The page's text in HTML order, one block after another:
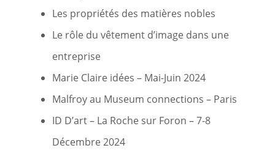
Les propriétés des matières nobles
Le rôle du vêtement d’image dans une
entreprise
Marie Claire idées – Mai-Juin 2024
Malfroy au Museum connections – Paris
ID D’art – La Roche sur Foron – 7-8
Décembre 2024